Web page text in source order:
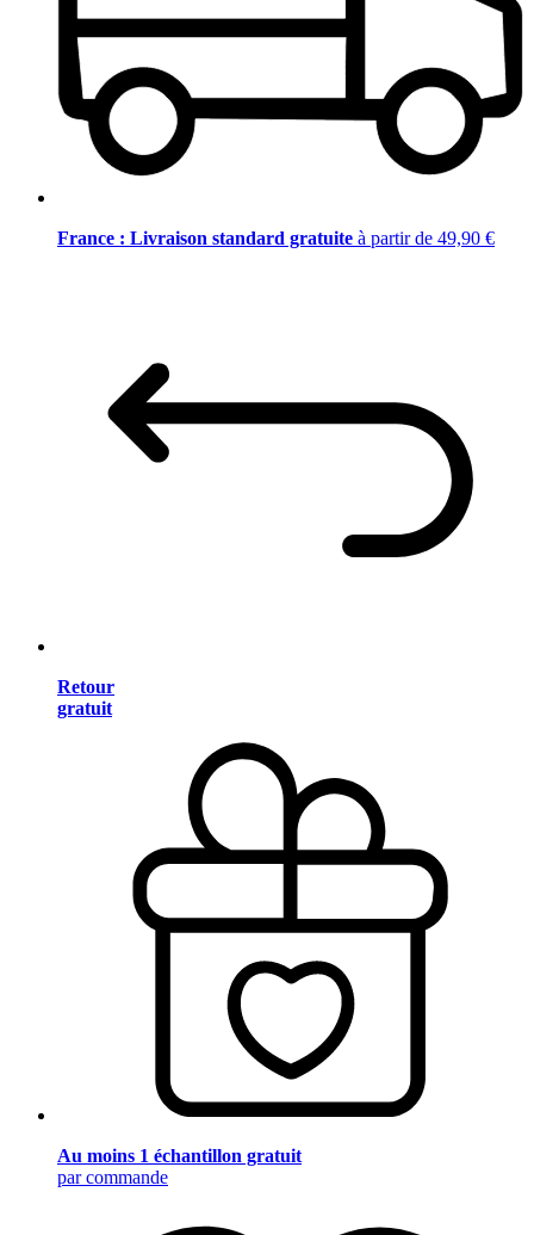
France : Livraison standard gratuite à partir de 49,90 €
Retour
gratuit
Au moins 1 échantillon gratuit
par commande